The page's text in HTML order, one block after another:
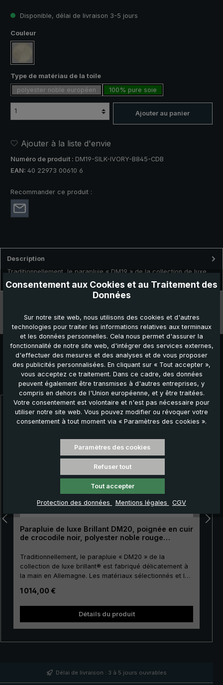
Disponible, délai de livraison 3-5 jours
Sélectionnez
Couleur
Sélectionnez
Type de matériau de la toile
polyester noble européen
100% pure soie
Ajouter au panier
Ajouter à la liste d'envie
Numéro de produit : DM19-SILK-IVORY-B845-CDB
EAN: 40 22973 00610 6
Recommander ce produit :
Description
Traditionnellement, le parapluie « DM19 » de la collection de luxe
brillant® est fabriqué délicatement à la main en Allemagn… Plus
Caractéristiques
Ignorer la galerie de produits
Autres produits que vous pourriez aimer :
Parapluie de luxe Brillant DM20, poignée en cuir
de crocodile noir, polyester noble rouge
Traditionnellement, le parapluie « DM20 » de la
collection de luxe brillant® est fabriqué délicatement à
la main en Allemagne. Les matériaux sélectionnés et la
pour femmes un investissement pour la vie. Dorure
réelle des baleines, de la canne, du tape terre, de la
polyester noble européen avec une bande décorative.
métal de haute qualité confèrent à la toile de luxe sa
une finition satinée qui donne au parapluie un aspect
Prix régulier :
1 014,00 €
Détails du produit
Délai de livraison : 3 à 5 jours ouvrables
Consentement aux Cookies et au Traitement des
Données
Sur notre site web, nous utilisons des cookies et d'autres
technologies pour traiter les informations relatives aux terminaux
et les données personnelles. Cela nous permet d'assurer la
fonctionnalité de notre site web, d'intégrer des services externes,
d'effectuer des mesures et des analyses et de vous proposer
des publicités personnalisées. En cliquant sur « Tout accepter »,
vous acceptez ce traitement. Dans ce cadre, des données
peuvent également être transmises à d'autres entreprises, y
compris en dehors de l'Union européenne, et y être traitées.
Votre consentement est volontaire et n'est pas nécessaire pour
utiliser notre site web. Vous pouvez modifier ou révoquer votre
consentement à tout moment via « Paramètres des cookies ».
Paramètres des cookies
Refuser tout
Tout accepter
Protection des données Mentions légales CGV